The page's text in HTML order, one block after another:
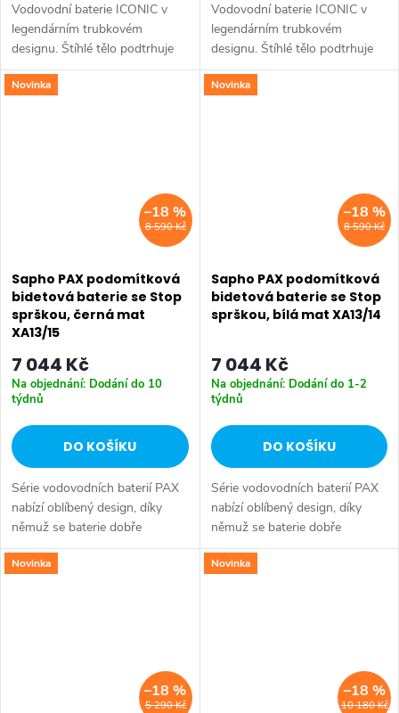
Vodovodní baterie ICONIC v
legendárním trubkovém
designu. Štíhlé tělo podtrhuje
nadčasovost, čistotu a
minimalismus těchto
Vodovodní baterie ICONIC v
legendárním trubkovém
designu. Štíhlé tělo podtrhuje
nadčasovost, čistotu a
minimalismus těchto
Novinka
8 590 Kč
–18 %
Sapho PAX podomítková
bidetová baterie se Stop
sprškou, černá mat
XA13/15
7 044 Kč
Na objednání: Dodání do 10
týdnů
DO KOŠÍKU
Série vodovodních baterií PAX
nabízí oblíbený design, díky
němuž se baterie dobře
kombinují s ostatním zařízením
koupelny. Série: PAX • Barva:
Novinka
8 590 Kč
–18 %
Sapho PAX podomítková
bidetová baterie se Stop
sprškou, bílá mat XA13/14
7 044 Kč
Na objednání: Dodání do 1-2
týdnů
DO KOŠÍKU
Série vodovodních baterií PAX
nabízí oblíbený design, díky
němuž se baterie dobře
kombinují s ostatním zařízením
koupelny. Série: PAX • Barva:
Novinka
5 290 Kč
–18 %
Novinka
10 180 Kč
–18 %